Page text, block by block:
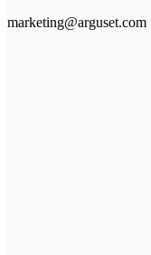
marketing@arguset.com